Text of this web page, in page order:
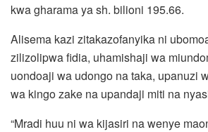
kwa gharama ya sh. bilioni 195.66.
Alisema kazi zitakazofanyika ni
zilizolipwa fidia, uhamishaji wa
uondoaji wa udongo na taka, upanuzi
wa kingo zake na upandaji miti na
“Mradi huu ni wa kijasiri na wenye